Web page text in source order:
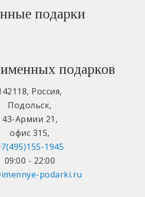
подарки
подарков
, Россия,
Подольск,
43-Армии 21 ,
офис 315,
1945
09:00 - 22:00
podarki.ru